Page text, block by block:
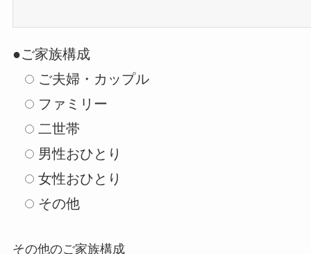
●ご家族構成
ご夫婦・カップル
ファミリー
二世帯
男性おひとり
女性おひとり
その他
その他のご家族構成